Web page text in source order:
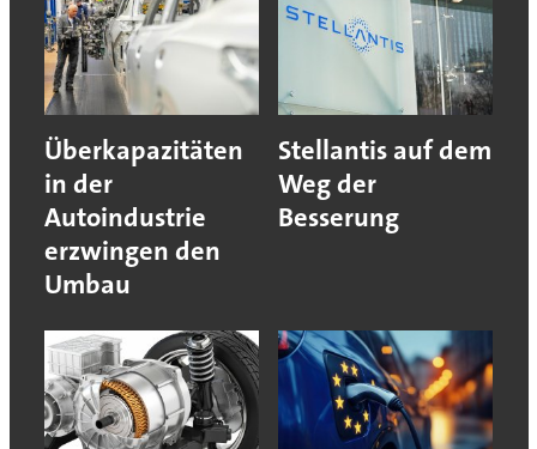
Überkapazitäten
in der
Autoindustrie
erzwingen den
Umbau
Stellantis auf dem
Weg der
Besserung